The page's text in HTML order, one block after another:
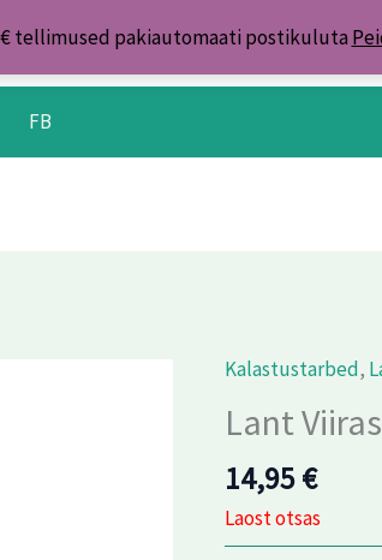
tellimused pakiautomaati postikuluta
FB
Kalastustarbed,
Lant
14,95€
Laost otsas